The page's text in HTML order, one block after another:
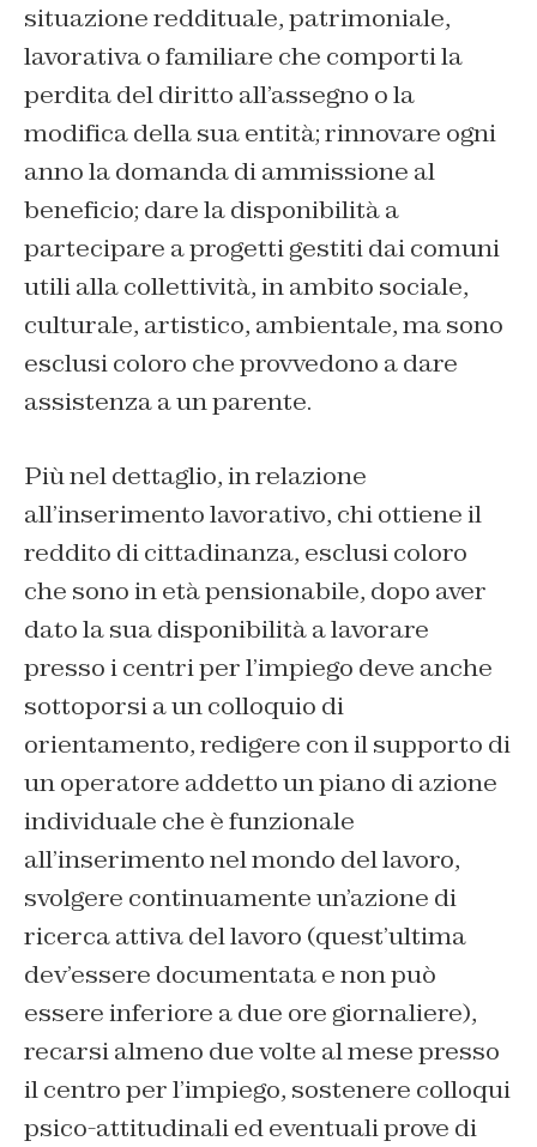
situazione reddituale, patrimoniale,
lavorativa o familiare che comporti la
perdita del diritto all’assegno o la
modifica della sua entità; rinnovare ogni
anno la domanda di ammissione al
beneficio; dare la disponibilità a
partecipare a progetti gestiti dai comuni
utili alla collettività, in ambito sociale,
culturale, artistico, ambientale, ma sono
esclusi coloro che provvedono a dare
assistenza a un parente.
Più nel dettaglio, in relazione
all’inserimento lavorativo, chi ottiene il
reddito di cittadinanza, esclusi coloro
che sono in età pensionabile, dopo aver
dato la sua disponibilità a lavorare
presso i centri per l’impiego deve anche
sottoporsi a un colloquio di
orientamento, redigere con il supporto di
un operatore addetto un piano di azione
individuale che è funzionale
all’inserimento nel mondo del lavoro,
svolgere continuamente un’azione di
ricerca attiva del lavoro (quest’ultima
dev’essere documentata e non può
essere inferiore a due ore giornaliere),
recarsi almeno due volte al mese presso
il centro per l’impiego, sostenere colloqui
psico-attitudinali ed eventuali prove di